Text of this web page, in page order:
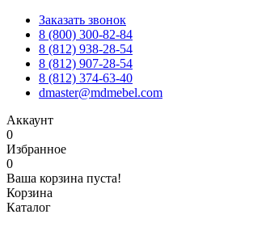
Заказать звонок
8 (800) 300-82-84
8 (812) 938-28-54
8 (812) 907-28-54
8 (812) 374-63-40
dmaster@mdmebel.com
Аккаунт
0
Избранное
0
Ваша корзина пуста!
Корзина
Каталог